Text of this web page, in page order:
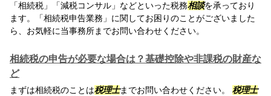
「相続税」「減税コンサル」などといった税務相談を承っており
ます。「相続税申告業務」に関してお困りのことがございました
ら、お気軽に当事務所までお問い合わせください。
相続税の申告が必要な場合は？基礎控除や非課税の財産な
ど
まずは相続税のことは税理士までお問い合わせください。 税理士